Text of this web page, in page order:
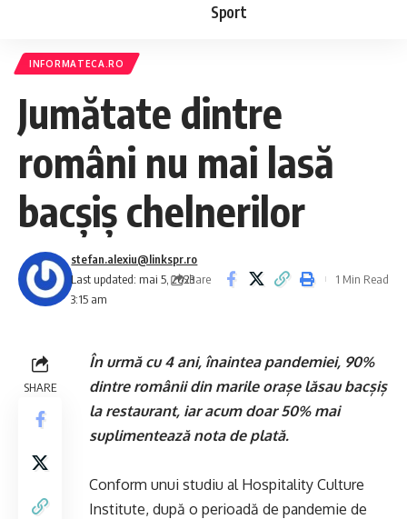
Sport
INFORMATECA.RO
Jumătate dintre
români nu mai lasă
bacșiș chelnerilor
Last updated: mai 5, 2023
3:15 am
stefan.alexiu@linkspr.ro
Share
1 Min Read
SHARE
În urmă cu 4 ani, înaintea pandemiei, 90%
dintre românii din marile orașe lăsau bacșiș
la restaurant, iar acum doar 50% mai
suplimentează nota de plată.
Conform unui studiu al Hospitality Culture
Institute, după o perioadă de pandemie de